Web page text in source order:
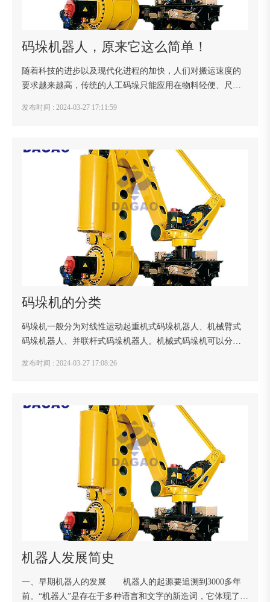
码垛机器人，原来它这么简单！
随着科技的进步以及现代化进程的加快，人们对搬运速度的
要求越来越高，传统的人工码垛只能应用在物料轻便、尺寸
发布时间 : 2024-03-27 17:11:59
码垛机的分类
码垛机一般分为对线性运动起重机式码垛机器人、机械臂式
码垛机器人、并联杆式码垛机器人。机械式码垛机可以分为:
码垛机可广泛应用于工业包装行业、物料仓储行...
发布时间 : 2024-03-27 17:08:26
机器人发展简史
一、早期机器人的发展 机器人的起源要追溯到3000多年
前。“机器人”是存在于多种语言和文字的新造词，它体现了人